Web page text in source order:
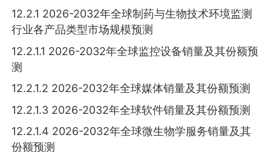
12.2.1 2026-2032年全球制药与生物技术环境监测
行业各产品类型市场规模预测
12.2.1.1 2026-2032年全球监控设备销量及其份额预
测
12.2.1.2 2026-2032年全球媒体销量及其份额预测
12.2.1.3 2026-2032年全球软件销量及其份额预测
12.2.1.4 2026-2032年全球微生物学服务销量及其
份额预测